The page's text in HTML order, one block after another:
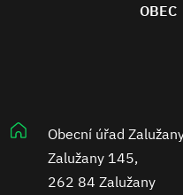
Obecní úřad
Zalužany 145,
262 84 Zalužany